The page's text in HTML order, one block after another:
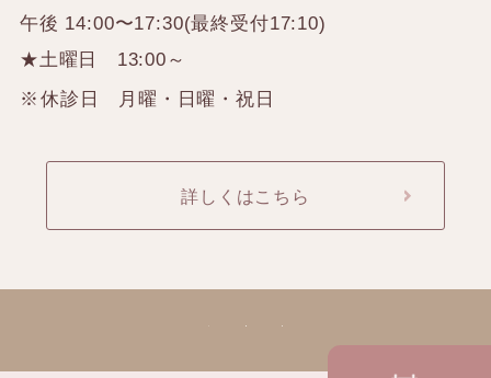
午後 14:00〜17:30(最終受付17:10)
★土曜日 13:00～
休診日 月曜・日曜・祝日
詳しくはこちら